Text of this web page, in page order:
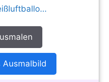
Einfacher Heißluftballon über Bergen
Ausmalbild